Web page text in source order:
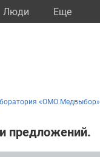
Люди Eще
«ОМО.Медвыбор»
предложений.